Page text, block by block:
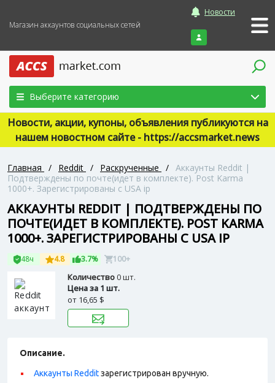
Магазин аккаунтов социальных сетей
Новости
Войти
Выберите категорию
Новости, акции, купоны, объявления публикуются на
нашем новостном сайте - https://accsmarket.news
Главная / Reddit / Раскрученные / Аккаунты Reddit |
Подтверждены по почте(идет в комплекте). Post Karma
1000+. Зарегистрированы с USA ip
АККАУНТЫ REDDIT | ПОДТВЕРЖДЕНЫ ПО
ПОЧТЕ(ИДЕТ В КОМПЛЕКТЕ). POST KARMA
1000+. ЗАРЕГИСТРИРОВАНЫ С USA IP
48ч 4.8 3.7% 100+
Количество0 шт.
Цена за 1 шт.
от 16,65 $
Описание.
Аккаунты Redditзарегистрирован вручную.